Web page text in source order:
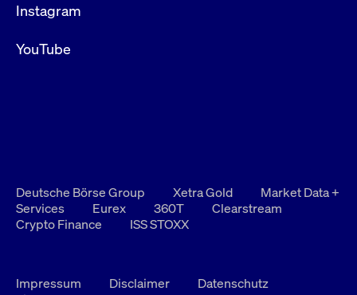
Instagram
YouTube
Deutsche Börse Group Xetra Gold
Market Data +
Services
Eurex 360T
Clearstream
Crypto Finance
ISS STOXX
Impressum Disclaimer
Datenschutz